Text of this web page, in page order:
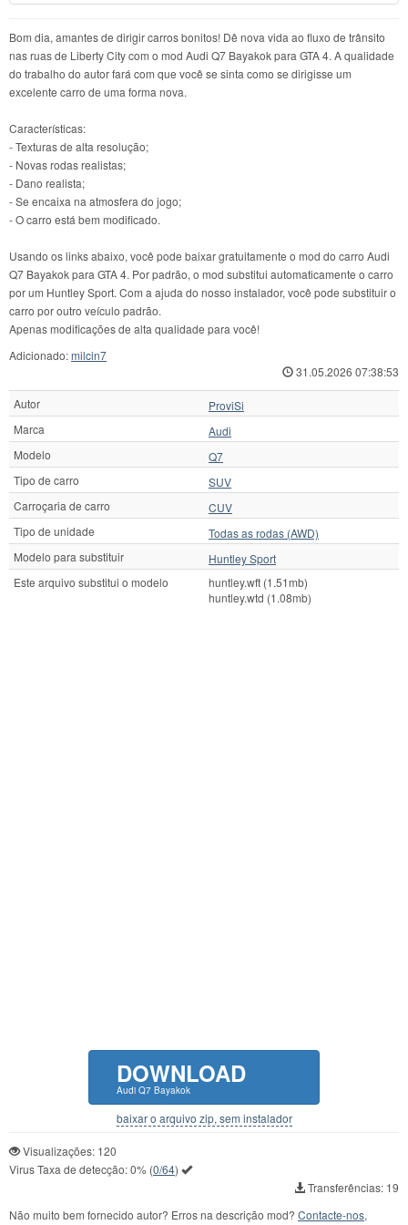
Bom dia, amantes de dirigir carros bonitos! Dê nova vida ao fluxo de trânsito
nas ruas de Liberty City com o mod Audi Q7 Bayakok para GTA 4. A qualidade
do trabalho do autor fará com que você se sinta como se dirigisse um
excelente carro de uma forma nova.
Características:
- Texturas de alta resolução;
- Novas rodas realistas;
- Dano realista;
- Se encaixa na atmosfera do jogo;
- O carro está bem modificado.
Usando os links abaixo, você pode baixar gratuitamente o mod do carro Audi
Q7 Bayakok para GTA 4. Por padrão, o mod substitui automaticamente o carro
por um Huntley Sport. Com a ajuda do nosso instalador, você pode substituir o
carro por outro veículo padrão.
Apenas modificações de alta qualidade para você!
Adicionado:milcin7
31.05.2026 07:38:53
Autor
ProviSi
Marca
Audi
Modelo
Q7
Tipo de carro
SUV
Carroçaria de carro
CUV
Tipo de unidade
Todas as rodas (AWD)
Modelo para substituir
Huntley Sport
Este arquivo substitui o modelo
huntley.wft (1.51mb)
huntley.wtd (1.08mb)
DOWNLOAD
Audi Q7 Bayakok
baixar o arquivo zip, sem instalador
Visualizações: 120
Virus Taxa de detecção:0% (0/64)
Transferências: 19
Não muito bem fornecido autor? Erros na descrição mod? Contacte-nos,